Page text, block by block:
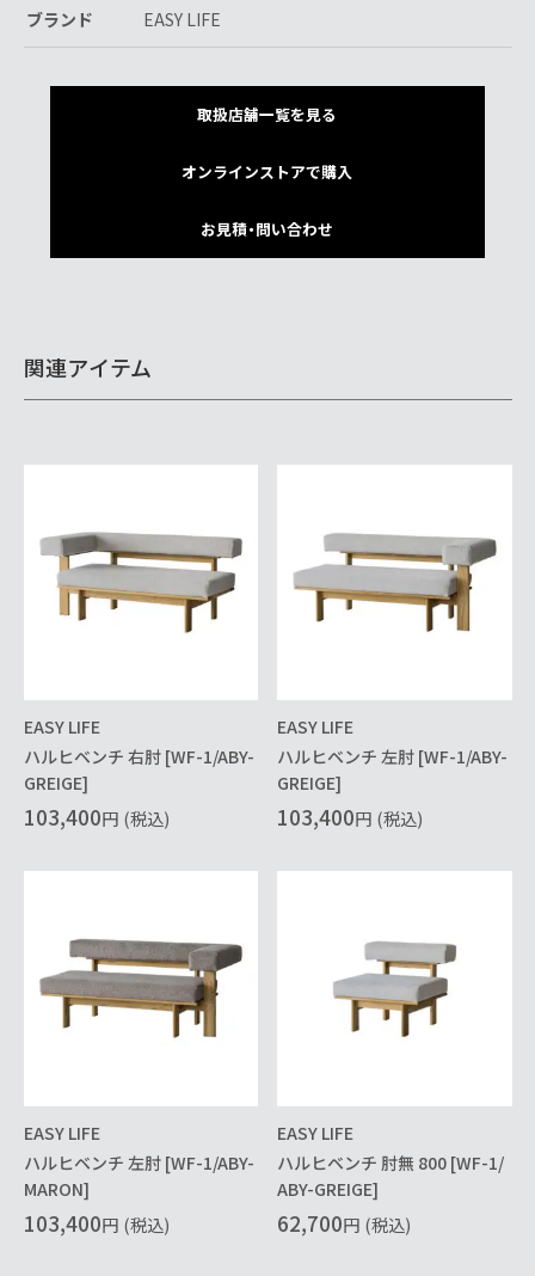
ブランド EASY LIFE
取扱店舗一覧を見る
オンラインストアで購入
お見積・問い合わせ
関連アイテム
EASY LIFE
ハルヒベンチ 右肘 [WF-1/ABY-
GREIGE]
103,400円 (税込)
EASY LIFE
ハルヒベンチ 左肘 [WF-1/ABY-
GREIGE]
103,400円 (税込)
EASY LIFE
ハルヒベンチ 左肘 [WF-1/ABY-
MARON]
103,400円 (税込)
EASY LIFE
ハルヒベンチ 肘無 800 [WF-1/
ABY-GREIGE]
62,700円 (税込)